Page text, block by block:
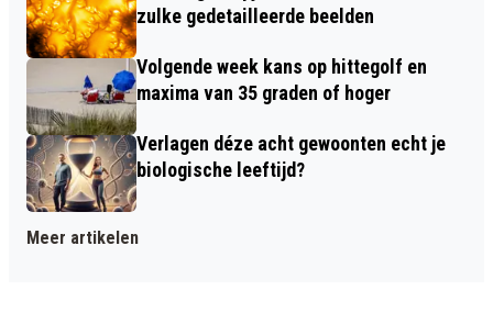
zulke gedetailleerde beelden
Volgende week kans op hittegolf en
maxima van 35 graden of hoger
Verlagen déze acht gewoonten echt je
biologische leeftijd?
Meer artikelen